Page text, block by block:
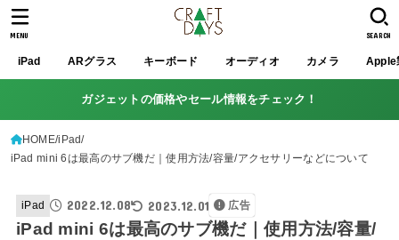
iPad ARグラス キーボード オーディオ カメラ Apple
SEARCH
MENU
ガジェットの価格やセール情報をチェック！
HOME iPad
iPad mini 6は最高のサブ機だ｜使用方法/容量/アクセサリーなどについて
iPad 2022.12.08 2023.12.01 広告
iPad mini 6は最高のサブ機だ｜使用方法/容量/